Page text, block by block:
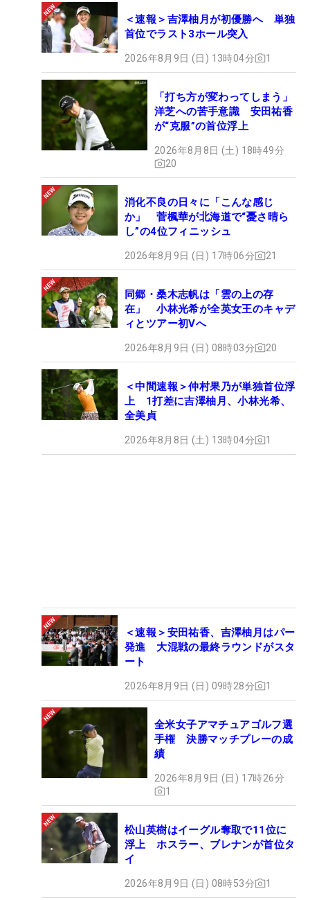
＜速報＞吉澤柚月が初優勝へ 単独
首位でラスト3ホール突入
2026年8月9日 (日) 13時04分 1
「打ち方が変わってしまう」
洋芝への苦手意識 安田祐香
が“克服”の首位浮上
2026年8月8日 (土) 18時49分
20
消化不良の日々に「こんな感じ
か」 菅楓華が北海道で“憂さ晴ら
し”の4位フィニッシュ
2026年8月9日 (日) 17時06分 21
同郷・桑木志帆は「雲の上の存
在」 小林光希が全英女王のキャデ
ィとツアー初Vへ
2026年8月9日 (日) 08時03分 20
＜中間速報＞仲村果乃が単独首位浮
上 1打差に吉澤柚月、小林光希、
全美貞
2026年8月8日 (土) 13時04分 1
＜速報＞安田祐香、吉澤柚月はパー
発進 大混戦の最終ラウンドがスタ
ート
2026年8月9日 (日) 09時28分 1
全米女子アマチュアゴルフ選
手権 決勝マッチプレーの成
績
2026年8月9日 (日) 17時26分
1
松山英樹はイーグル奪取で11位に
浮上 ホスラー、ブレナンが首位タ
イ
2026年8月9日 (日) 08時53分 1